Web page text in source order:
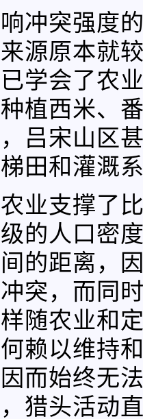
冲突强度
源原本就
学会了农
植西米、
吕宋山区
田和灌溉
业支撑了
的人口密
的距离，
突，而同
随农业和
赖以维持
而始终无
猎头活动